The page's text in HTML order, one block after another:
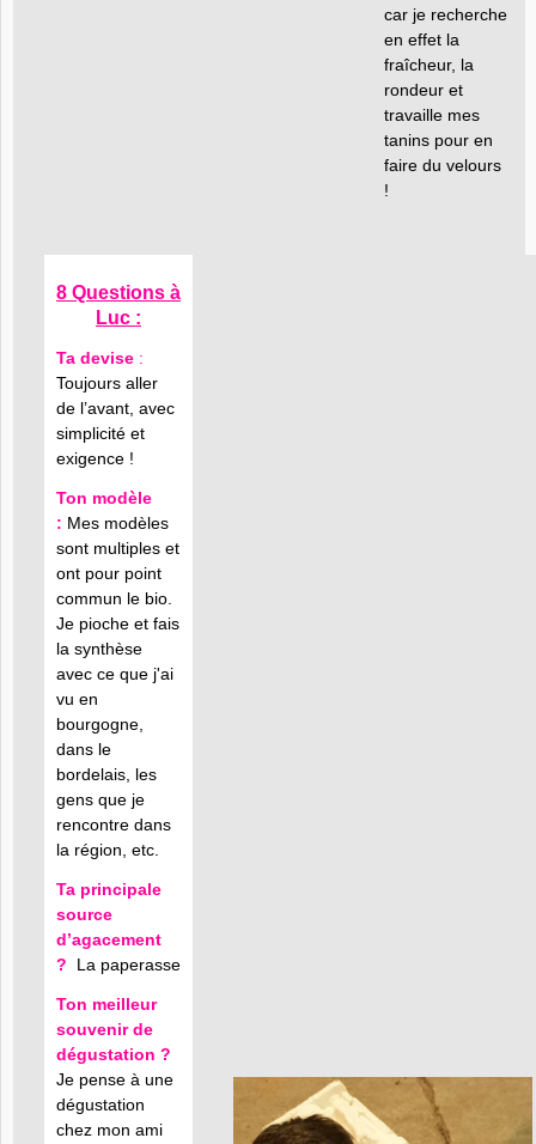
car je recherche
en effet la
fraîcheur, la
rondeur et
travaille mes
tanins pour en
faire du velours
!
8 Questions à
Luc :
Ta devise :
Toujours aller
de l’avant, avec
simplicité et
exigence !
Ton modèle
: Mes modèles
sont multiples et
ont pour point
commun le bio.
Je pioche et fais
la synthèse
avec ce que j'ai
vu en
bourgogne,
dans le
bordelais, les
gens que je
rencontre dans
la région, etc.
Ta principale
source
d’agacement
?
La paperasse
Ton meilleur
souvenir de
dégustation ?
Je pense à une
dégustation
chez mon ami